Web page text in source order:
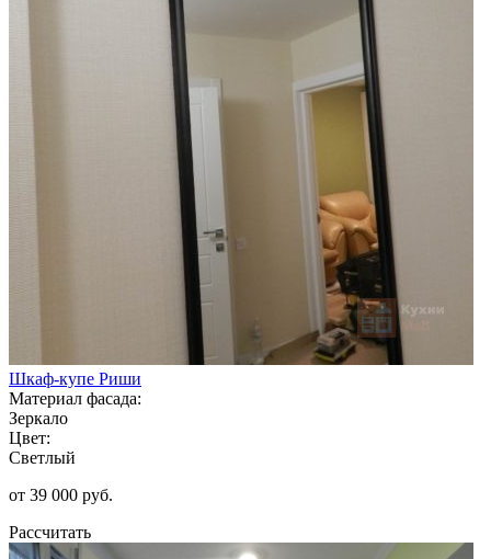
Шкаф-купе Риши
Материал фасада:
Зеркало
Цвет:
Светлый
от 39 000 руб.
Рассчитать